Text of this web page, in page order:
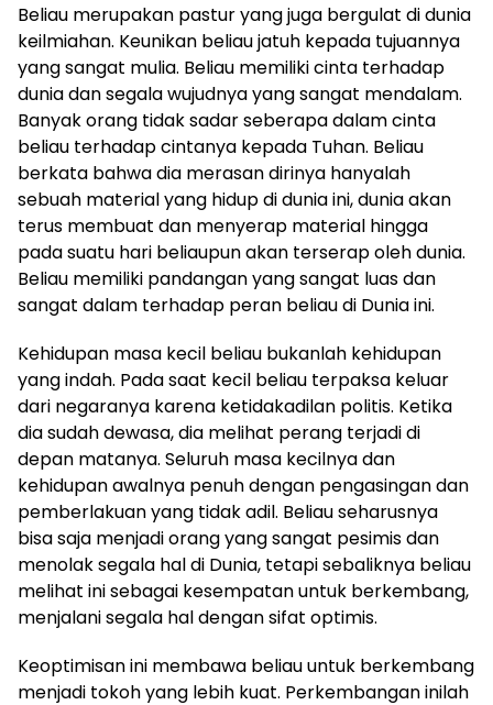
Beliau merupakan pastur yang juga bergulat di dunia
keilmiahan. Keunikan beliau jatuh kepada tujuannya
yang sangat mulia. Beliau memiliki cinta terhadap
dunia dan segala wujudnya yang sangat mendalam.
Banyak orang tidak sadar seberapa dalam cinta
beliau terhadap cintanya kepada Tuhan. Beliau
berkata bahwa dia merasan dirinya hanyalah
sebuah material yang hidup di dunia ini, dunia akan
terus membuat dan menyerap material hingga
pada suatu hari beliaupun akan terserap oleh dunia.
Beliau memiliki pandangan yang sangat luas dan
sangat dalam terhadap peran beliau di Dunia ini.
Kehidupan masa kecil beliau bukanlah kehidupan
yang indah. Pada saat kecil beliau terpaksa keluar
dari negaranya karena ketidakadilan politis. Ketika
dia sudah dewasa, dia melihat perang terjadi di
depan matanya. Seluruh masa kecilnya dan
kehidupan awalnya penuh dengan pengasingan dan
pemberlakuan yang tidak adil. Beliau seharusnya
bisa saja menjadi orang yang sangat pesimis dan
menolak segala hal di Dunia, tetapi sebaliknya beliau
melihat ini sebagai kesempatan untuk berkembang,
menjalani segala hal dengan sifat optimis.
Keoptimisan ini membawa beliau untuk berkembang
menjadi tokoh yang lebih kuat. Perkembangan inilah